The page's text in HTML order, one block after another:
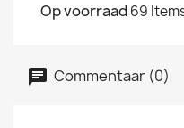
Op voorraad 69
Commentaar (0)